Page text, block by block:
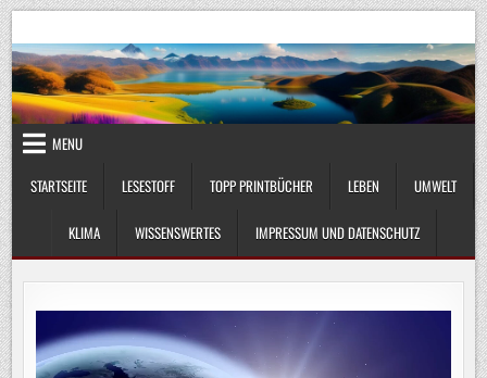
Skip
to
content
UmweltKlima.com
MENU
STARTSEITE
LESESTOFF TOPP PRINTBÜCHER LEBEN UMWELT
KLIMA WISSENSWERTES IMPRESSUM UND DATENSCHUTZ